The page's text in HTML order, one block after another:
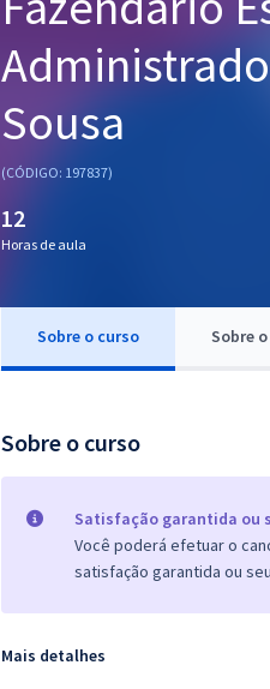
Sousa
(CÓDIGO: 197837)
12
Horas de aula
Sobre o curso Sobre
Sobre o curso
Satisfação garantida ou
Você poderá efetuar o
satisfação garantida ou
Mais detalhes